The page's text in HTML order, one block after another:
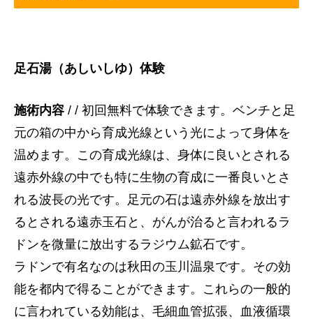
足石湯（あしいしゆ）体験
施術内容 / / 初回無料で体験できます。ベンチと足
元の箱の中から育成光線という光によって身体を
温めます。この育成光線は、身体に良いとされる
遠赤外線の中でも特に生物の育成に一番良いとさ
れる波長の光です。足元の石は遠赤外線を放出す
るとされる遠赤玉石と、がんが治ると言われるラ
ドンを微量に放出するラジウム鉱石です。
ラドンで有名なのは秋田の玉川温泉です。その効
能を都内で得ることができます。これらの一般的
に言われている効能は、毛細血管拡張、血液循環